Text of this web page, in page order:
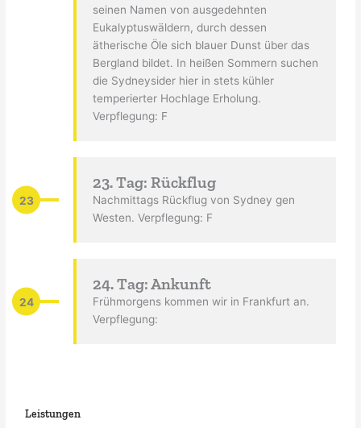
seinen Namen von ausgedehnten
Eukalyptuswäldern, durch dessen
ätherische Öle sich blauer Dunst über das
Bergland bildet. In heißen Sommern suchen
die Sydneysider hier in stets kühler
temperierter Hochlage Erholung.
Verpflegung: F
23
23. Tag: Rückflug
Nachmittags Rückflug von Sydney gen
Westen. Verpflegung: F
24
24. Tag: Ankunft
Frühmorgens kommen wir in Frankfurt an.
Verpflegung:
Leistungen